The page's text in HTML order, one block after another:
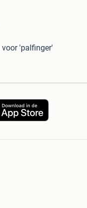
voor 'palfinger'